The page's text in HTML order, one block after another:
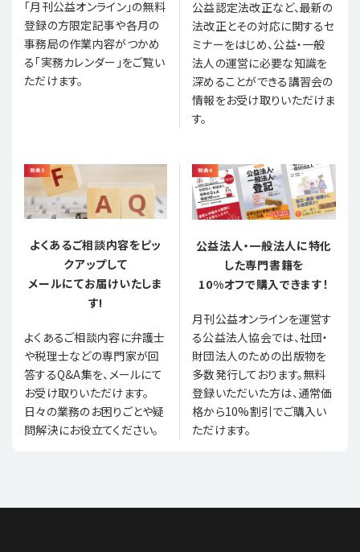
「月刊公益オンライン」の無料
登録の方限定記事や各月の
事務局の作業内容がつかめ
る「実務カレンダー」をご覧い
ただけます。
公益認定法改正など、最新の
法改正とその対応に関するセ
ミナーをはじめ、公益・一般
法人の運営に必要な知識を
深めることができる講習会の
情報をお受け取りいただけま
す。
よくあるご相談内容をピッ
クアップして
メールにてお届けいたしま
す!
よくあるご相談内容に弁護士
や税理士などの専門家が回
答するQ&A集を、メールにて
お受け取りいただけます。
日々の業務のお困りごとや疑
問解決にお役立てください。
公益法人・一般法人に特化
した専門書籍を
10%オフで購入できます！
月刊公益オンラインを運営す
る公益法人協会では、社団・
財団法人のための出版物を
多数発行しております。無料
登録いただいた方は、通常価
格から10%割引でご購入い
ただけます。